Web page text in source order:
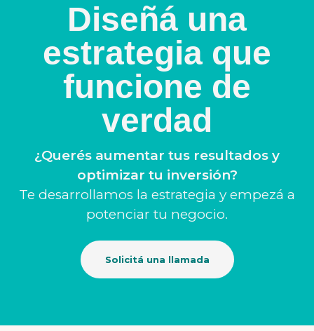
Diseñá una
estrategia que
funcione de
verdad
¿Querés aumentar tus resultados y
optimizar tu inversión?
Te desarrollamos la estrategia y empezá a
potenciar tu negocio.
Solicitá una llamada